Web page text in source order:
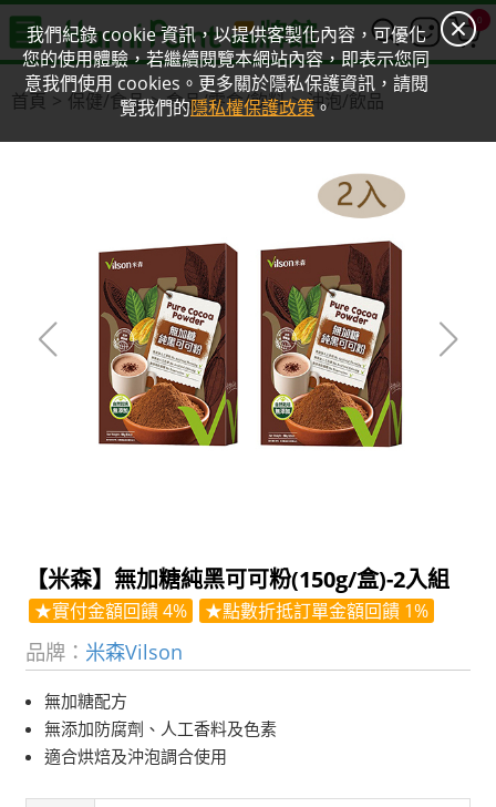
我們紀錄 cookie 資訊，以提供客製化內容，可優化
您的使用體驗，若繼續閱覽本網站內容，即表示您同
意我們使用 cookies。更多關於隱私保護資訊，請閱
覽我們的隱私權保護政策。
0
首頁 保健/食品 食品/零食/飲料 沖泡/飲品
【米森】無加糖純黑可可粉(150g/盒)-2入組
★實付金額回饋 4% ★點數折抵訂單金額回饋 1%
品牌： 米森Vilson
無加糖配方
無添加防腐劑、人工香料及色素
適合烘焙及沖泡調合使用